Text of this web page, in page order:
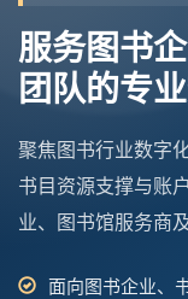
服务图书
团队的专
聚焦图书行业数字
书目资源支撑与账
业、图书馆服务商
面向图书企业、